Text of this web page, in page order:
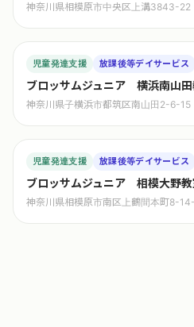
神奈川県相模原市中央区上溝3843-22
児童発達支援 放課後等デイサービス
ブロッサムジュニア 横浜南山
神奈川県子横浜市都筑区南山田2-6-15
児童発達支援 放課後等デイサービス
ブロッサムジュニア 相模大野
神奈川県相模原市南区上鶴間本町8-